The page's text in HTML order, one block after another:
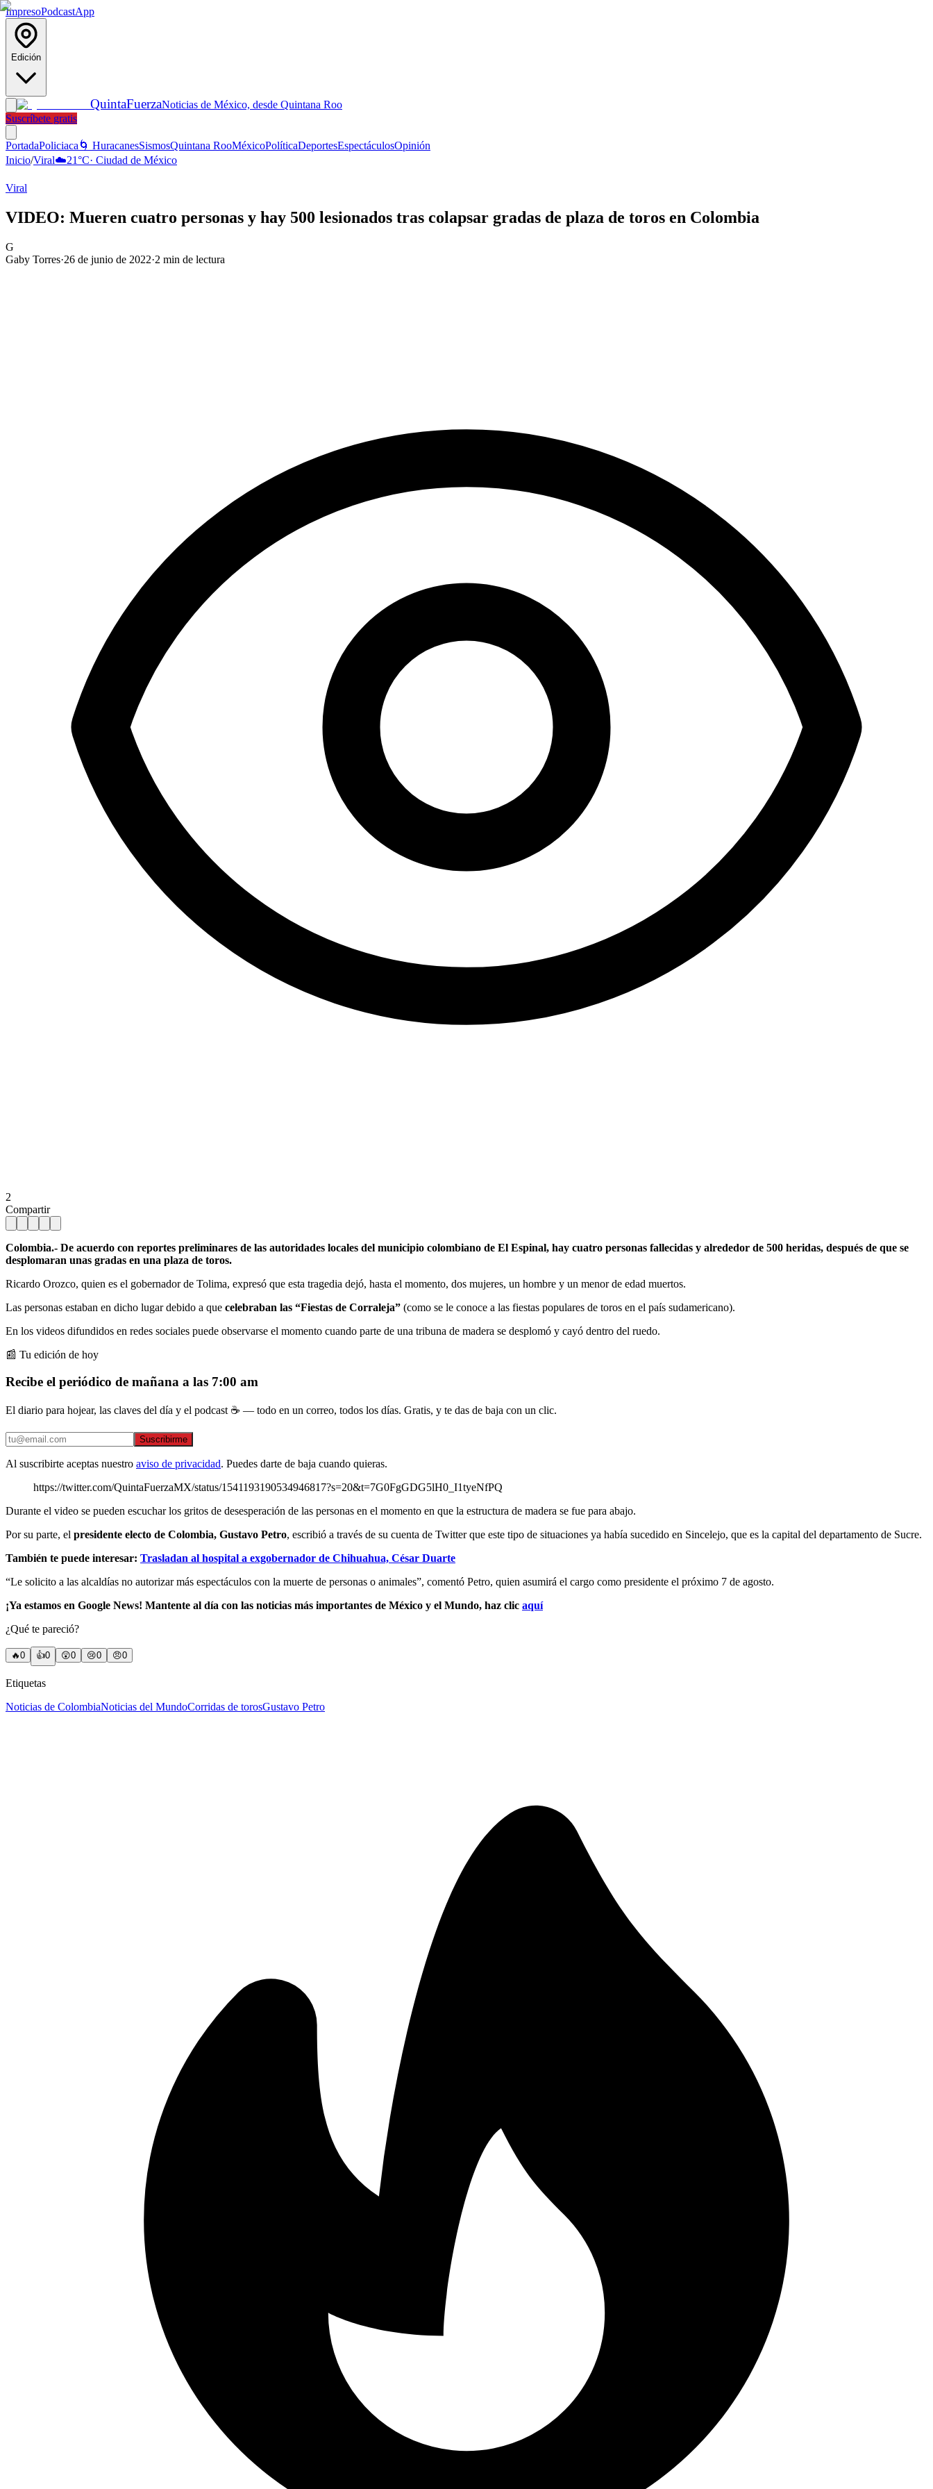
ImpresoPodcastApp
Edición
QuintaFuerzaNoticias de México, desde Quintana Roo
Suscríbete gratis
PortadaPoliciaca 🌀 HuracanesSismosQuintana RooMéxicoPolíticaDeportesEspectáculosOpinión
Inicio/Viral☁️21°C· Ciudad de México
Viral
VIDEO: Mueren cuatro personas y hay 500 lesionados tras colapsar gradas de plaza de toros en Colombia
G
Gaby Torres·26 de junio de 2022·2 min de lectura
2
Compartir
Colombia.- De acuerdo con reportes preliminares de las autoridades locales del municipio colombiano de El Espinal, hay cuatro personas fallecidas y alrededor de 500 heridas, después de que se
desplomaran unas gradas en una plaza de toros.
Ricardo Orozco, quien es el gobernador de Tolima, expresó que esta tragedia dejó, hasta el momento, dos mujeres, un hombre y un menor de edad muertos.
Las personas estaban en dicho lugar debido a que celebraban las “Fiestas de Corraleja” (como se le conoce a las fiestas populares de toros en el país sudamericano).
En los videos difundidos en redes sociales puede observarse el momento cuando parte de una tribuna de madera se desplomó y cayó dentro del ruedo.
📰 Tu edición de hoy
Recibe el periódico de mañana a las 7:00 am
El diario para hojear, las claves del día y el podcast ☕ — todo en un correo, todos los días. Gratis, y te das de baja con un clic.
Suscribirme
Al suscribirte aceptas nuestro aviso de privacidad. Puedes darte de baja cuando quieras.
https://twitter.com/QuintaFuerzaMX/status/1541193190534946817?s=20&t=7G0FgGDG5lH0_I1tyeNfPQ
Durante el video se pueden escuchar los gritos de desesperación de las personas en el momento en que la estructura de madera se fue para abajo.
Por su parte, el presidente electo de Colombia, Gustavo Petro, escribió a través de su cuenta de Twitter que este tipo de situaciones ya había sucedido en Sincelejo, que es la capital del departamento de Sucre.
También te puede interesar: Trasladan al hospital a exgobernador de Chihuahua, César Duarte
“Le solicito a las alcaldías no autorizar más espectáculos con la muerte de personas o animales”, comentó Petro, quien asumirá el cargo como presidente el próximo 7 de agosto.
¡Ya estamos en Google News! Mantente al día con las noticias más importantes de México y el Mundo, haz clic aquí
¿Qué te pareció?
🔥0 👍0 😲0 😢0 😠0
Etiquetas
Noticias de ColombiaNoticias del MundoCorridas de torosGustavo Petro